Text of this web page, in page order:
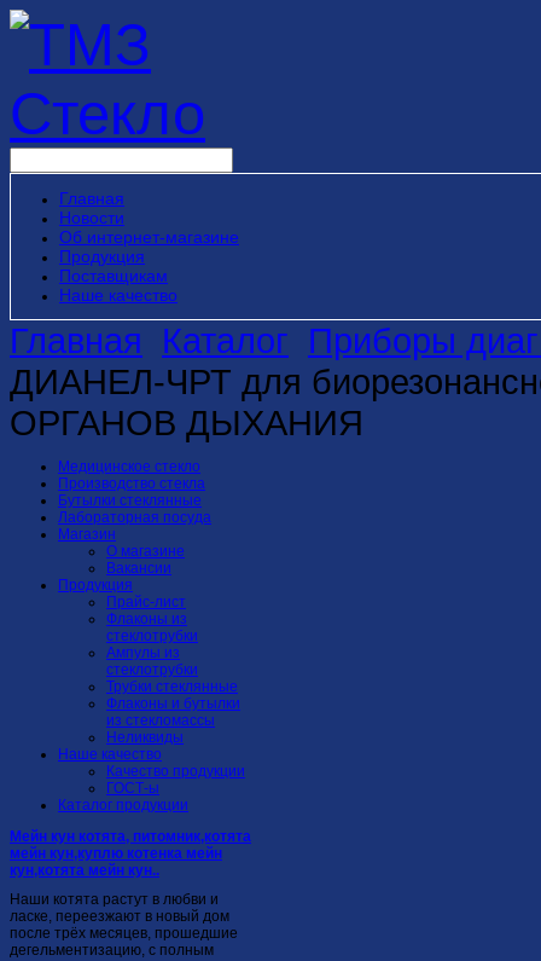
Главная
Новости
Об интернет-магазине
Продукция
Поставщикам
Наше качество
Главная Каталог Приборы
ДИАНЕЛ-ЧРТ для
ОРГАНОВ ДЫХАНИЯ
Медицинское стекло
Производство стекла
Бутылки стеклянные
Лабораторная посуда
Магазин
О магазине
Вакансии
Продукция
Прайс-лист
Флаконы из
стеклотрубки
Ампулы из
стеклотрубки
Трубки стеклянные
Флаконы и бутылки
из стекломассы
Неликвиды
Наше качество
Качество продукции
ГОСТ-ы
Каталог продукции
Мейн кун котята, питомник,котята
мейн кун,куплю котенка мейн
кун,котята мейн кун..
Наши котята растут в любви и
ласке, переезжают в новый дом
после трёх месяцев, прошедшие
дегельментизацию, с полным